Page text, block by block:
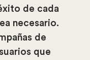
de cada
necesario.
de
que